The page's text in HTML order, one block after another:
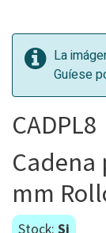
La
Guíese
CADPL8
Cadena
mm
Stock: Si